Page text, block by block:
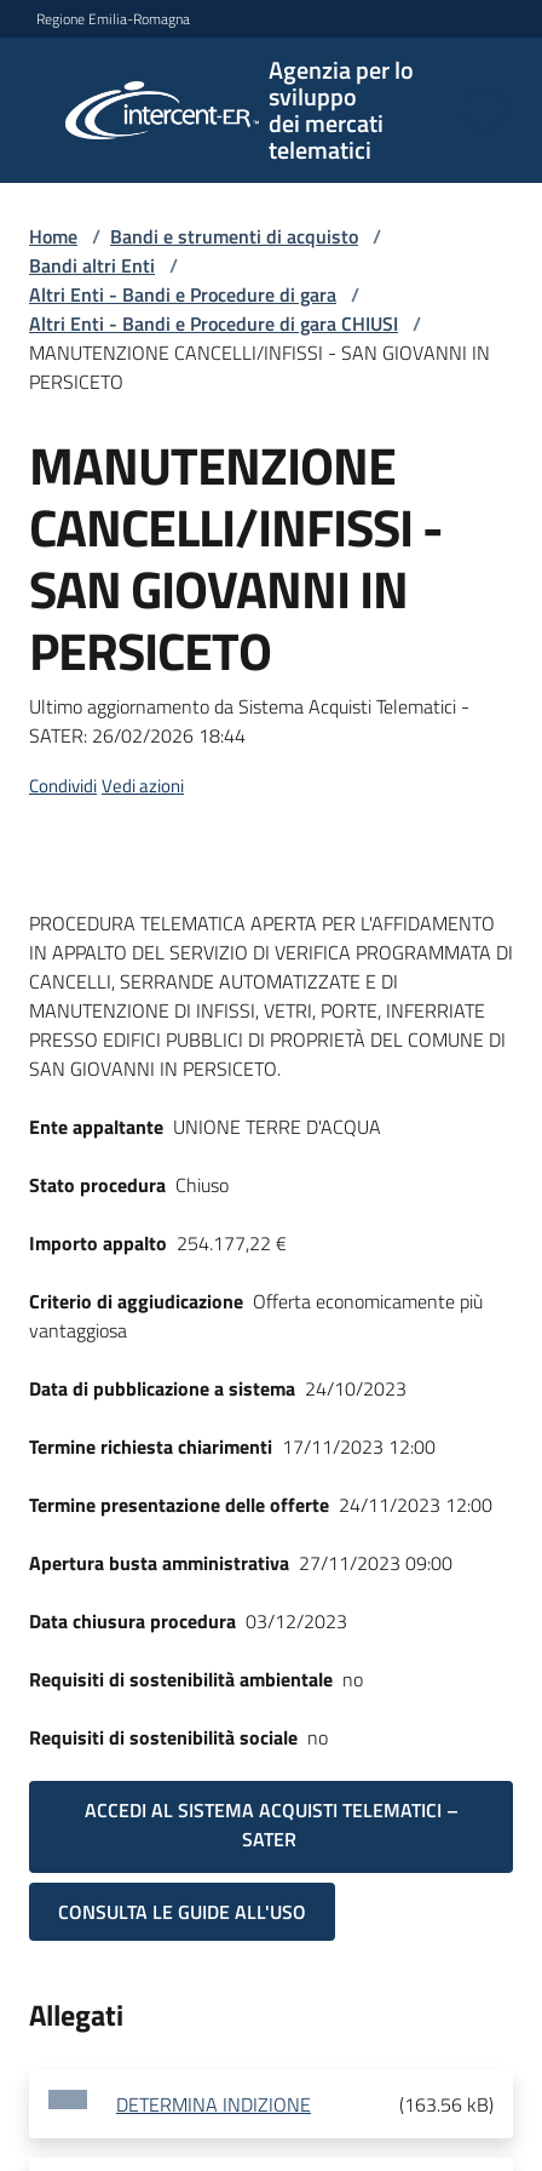
Vai al contenuto
Vai alla navigazione
Vai al footer
Regione Emilia-Romagna
Agenzia per lo
sviluppo
dei mercati
telematici
per lo
sviluppo
telematici
L'Agenzia
Bandi
e
di
Supporto
Piattaforme
telematiche
English
site
su
Home / Bandi e strumenti di acquisto /
Bandi altri Enti /
Altri Enti - Bandi e Procedure di gara /
Altri Enti - Bandi e Procedure di gara CHIUSI /
MANUTENZIONE CANCELLI/INFISSI - SAN GIOVANNI IN
PERSICETO
Salta al contenuto
MANUTENZIONE
CANCELLI/INFISSI -
SAN GIOVANNI IN
PERSICETO
Ultimo aggiornamento da Sistema Acquisti Telematici -
SATER: 26/02/2026 18:44
CondividiVedi azioni
Dati del bando
PROCEDURA TELEMATICA APERTA PER L'AFFIDAMENTO
IN APPALTO DEL SERVIZIO DI VERIFICA PROGRAMMATA DI
CANCELLI, SERRANDE AUTOMATIZZATE E DI
MANUTENZIONE DI INFISSI, VETRI, PORTE, INFERRIATE
PRESSO EDIFICI PUBBLICI DI PROPRIETÀ DEL COMUNE DI
SAN GIOVANNI IN PERSICETO.
Ente appaltante UNIONE TERRE D'ACQUA
Stato procedura Chiuso
Importo appalto 254.177,22 €
Criterio di aggiudicazione Offerta economicamente più
vantaggiosa
Data di pubblicazione a sistema 24/10/2023
Termine richiesta chiarimenti 17/11/2023 12:00
Termine presentazione delle offerte 24/11/2023 12:00
Apertura busta amministrativa 27/11/2023 09:00
Data chiusura procedura 03/12/2023
Requisiti di sostenibilità ambientale no
Requisiti di sostenibilità sociale no
ACCEDI AL SISTEMA ACQUISTI TELEMATICI –
SATER
CONSULTA LE GUIDE ALL'USO
Allegati
DETERMINA INDIZIONE (163.56 kB)